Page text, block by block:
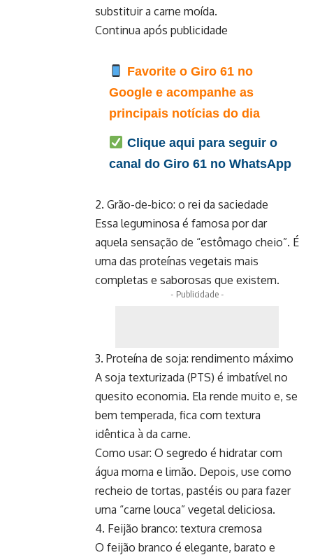
substituir a carne moída.
Continua após publicidade
Favorite o Giro 61 no
Google e acompanhe as
principais notícias do dia
Clique aqui para seguir o
canal do Giro 61 no WhatsApp
2. Grão-de-bico: o rei da saciedade
Essa leguminosa é famosa por dar
aquela sensação de “estômago cheio”. É
uma das proteínas vegetais mais
completas e saborosas que existem.
- Publicidade -
3. Proteína de soja: rendimento máximo
A soja texturizada (PTS) é imbatível no
quesito economia. Ela rende muito e, se
bem temperada, fica com textura
idêntica à da carne.
Como usar: O segredo é hidratar com
água morna e limão. Depois, use como
recheio de tortas, pastéis ou para fazer
uma “carne louca” vegetal deliciosa.
4. Feijão branco: textura cremosa
O feijão branco é elegante, barato e